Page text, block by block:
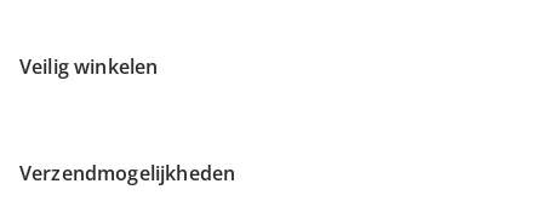
Veilig winkelen
Verzendmogelijkheden